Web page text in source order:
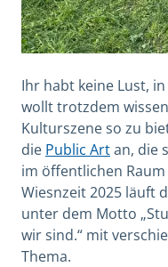
Ihr habt keine Lust,
wollt trotzdem
Kulturszene so zu
die Public Artan, die
im öffentlichen
Wiesnzeit 2025 läuft
unter dem Motto
wir sind.“ mit
Thema.